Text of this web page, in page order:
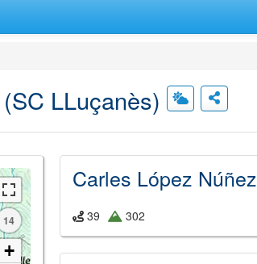
LLuçanès)
14
+
Carles López Núñez
39 302